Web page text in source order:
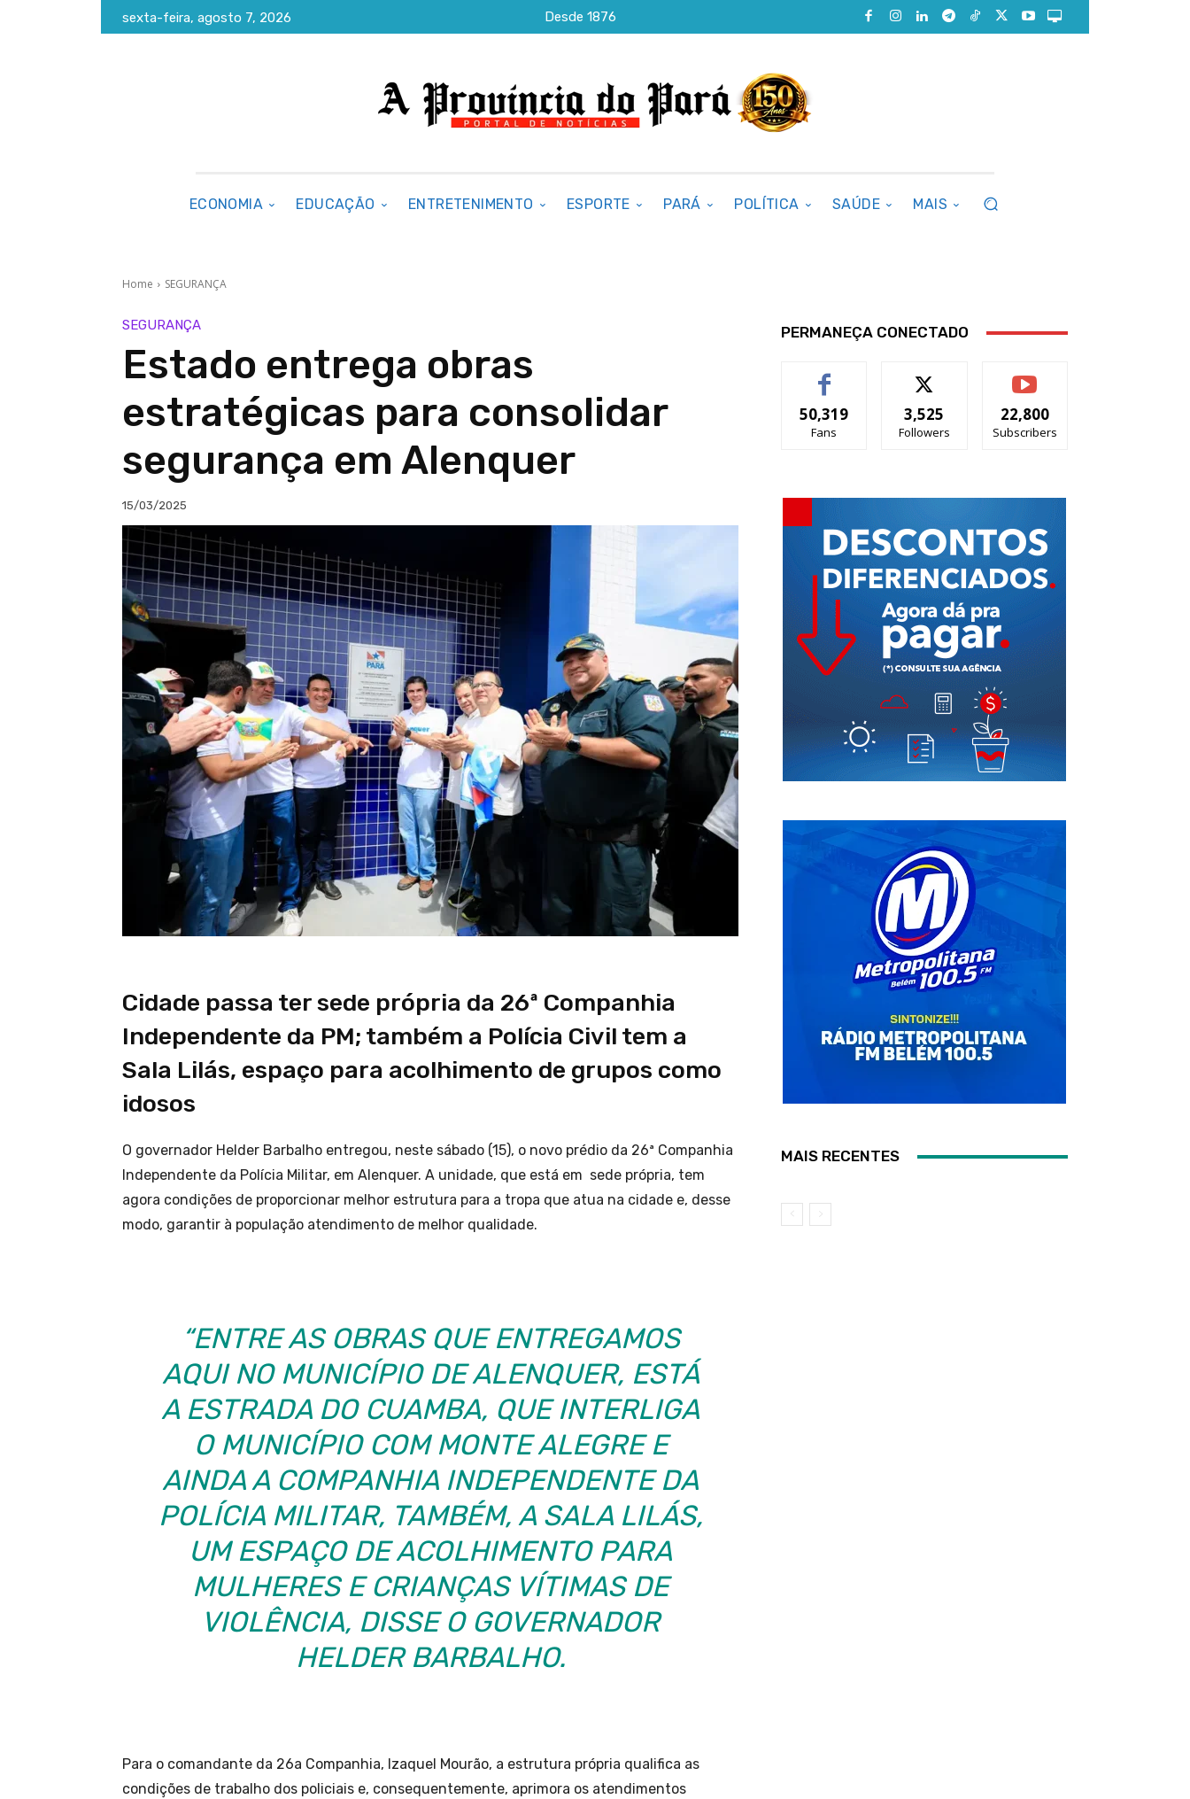
sexta-feira, agosto 7, 2026 Desde 1876
ECONOMIA EDUCAÇÃO ENTRETENIMENTO ESPORTE PARÁ POLÍTICA SAÚDE MAIS
Home SEGURANÇA
SEGURANÇA
Estado entrega obras
estratégicas para consolidar
segurança em Alenquer
15/03/2025
Cidade passa ter sede própria da 26ª Companhia
Independente da PM; também a Polícia Civil tem a
Sala Lilás, espaço para acolhimento de grupos como
idosos
O governador Helder Barbalho entregou, neste sábado (15), o novo prédio da 26ª Companhia
Independente da Polícia Militar, em Alenquer. A unidade, que está em sede própria, tem
agora condições de proporcionar melhor estrutura para a tropa que atua na cidade e, desse
modo, garantir à população atendimento de melhor qualidade.
“ENTRE AS OBRAS QUE ENTREGAMOS
AQUI NO MUNICÍPIO DE ALENQUER, ESTÁ
A ESTRADA DO CUAMBA, QUE INTERLIGA
O MUNICÍPIO COM MONTE ALEGRE E
AINDA A COMPANHIA INDEPENDENTE DA
POLÍCIA MILITAR, TAMBÉM, A SALA LILÁS,
UM ESPAÇO DE ACOLHIMENTO PARA
MULHERES E CRIANÇAS VÍTIMAS DE
VIOLÊNCIA, DISSE O GOVERNADOR
HELDER BARBALHO.
Para o comandante da 26a Companhia, Izaquel Mourão, a estrutura própria qualifica as
condições de trabalho dos policiais e, consequentemente, aprimora os atendimentos
PERMANEÇA CONECTADO
50,319
Fans
3,525
Followers
22,800
Subscribers
MAIS RECENTES